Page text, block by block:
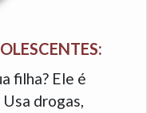
filha? Ele é
drogas,